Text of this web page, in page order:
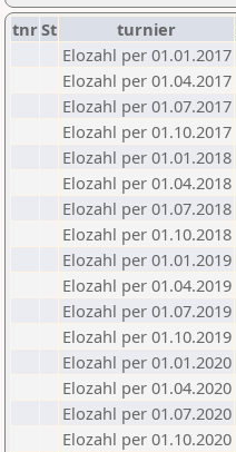
tnrSt turnier
Elozahl per 01.01.2017
Elozahl per 01.04.2017
Elozahl per 01.07.2017
Elozahl per 01.10.2017
Elozahl per 01.01.2018
Elozahl per 01.04.2018
Elozahl per 01.07.2018
Elozahl per 01.10.2018
Elozahl per 01.01.2019
Elozahl per 01.04.2019
Elozahl per 01.07.2019
Elozahl per 01.10.2019
Elozahl per 01.01.2020
Elozahl per 01.04.2020
Elozahl per 01.07.2020
Elozahl per 01.10.2020